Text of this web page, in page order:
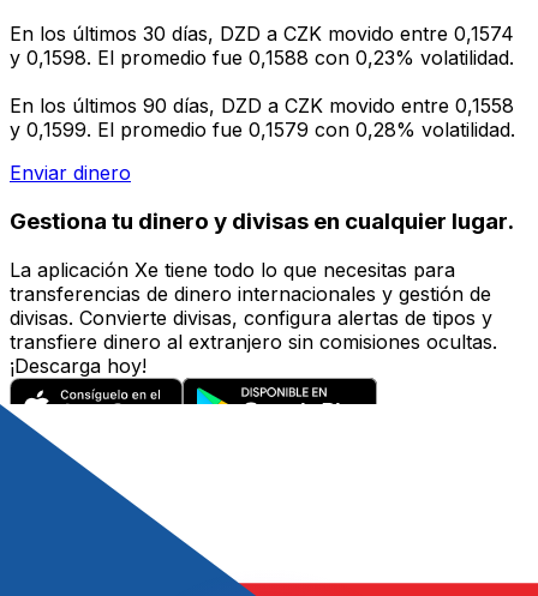
En los últimos 30 días, DZD a CZK movido entre 0,1574
y 0,1598. El promedio fue 0,1588 con 0,23% volatilidad.
En los últimos 90 días, DZD a CZK movido entre 0,1558
y 0,1599. El promedio fue 0,1579 con 0,28% volatilidad.
Enviar dinero
Gestiona tu dinero y divisas en cualquier lugar.
La aplicación Xe tiene todo lo que necesitas para
transferencias de dinero internacionales y gestión de
divisas. Convierte divisas, configura alertas de tipos y
transfiere dinero al extranjero sin comisiones ocultas.
¡Descarga hoy!